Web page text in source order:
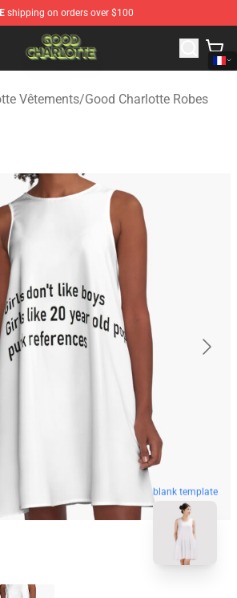
shipping on orders over $100
Store - Official Good Charlotte
Vêtements/Good Charlotte Robes
blank template